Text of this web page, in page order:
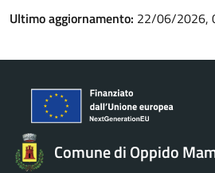
Ultimo aggiornamento: 22/06/2026,
Comune di Oppido